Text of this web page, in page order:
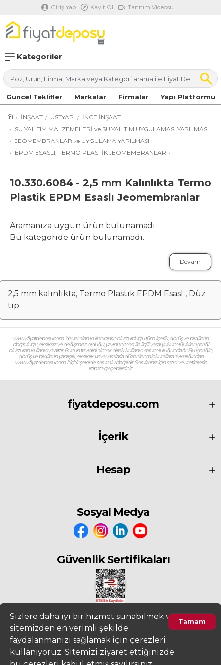
Giriş Yap Kayıt Ol Tanıtım Videosu
Kategoriler
Güncel Teklifler Markalar Firmalar Yapı Platformu
İNŞAAT ÜSTYAPI
İNCE İNŞAAT
SU YALITIM MALZEMELERİ ve SU YALITIM UYGULAMASI YAPILMASI
JEOMEMBRANLAR ve UYGULAMA YAPILMASI
EPDM ESASLI, TERMO PLASTİK JEOMEMBRANLAR
10.330.6084 - 2,5 mm Kalınlıkta Termo
Plastik EPDM Esaslı Jeomembranlar
Aramanıza uygun ürün bulunamadı.
Bu kategoride ürün bulunamadı.
Devam
2,5 mm kalınlıkta, Termo Plastik EPDM Esaslı, Düz
tip
www.fiyatdeposu.com ‘da yer alan kullanıcıların oluşturduğu tüm içerik, görüş ve bilgilerin
doğruluğu, eksiksiz ve değişmez olduğu, yayınlanması ile ilgili yasal yükümlülükler içeriği
oluşturan kullanıcıya aittir. Bunun teyidini almak direk kullanıcı sorumluluğundadır. Bu içeriğin,
görüş ve bilgilerin yanlışlık, eksiklik veya yasalarla düzenlenmiş kurallara aykırılığından
www.fiyatdeposu.com hiçbir şekilde sorumlu değildir. Sorularınız için satıcı ve üreticilerle
irtibata geçebilirsiniz.
fiyatdeposu.com
İçerik
Hesap
Sosyal Medya
Güvenlik Sertifikaları
2022 www.fiyatdeposu.com
Altera Bilgi Teknolojileri LTD. ŞTİ. Her
Hakkı Saklıdır.
Gizlilik ve KVKK Aydınlatma Metni Kullanım Sözleşmesi
Tamam
Sizlere daha iyi bir hizmet sunabilmek ve
sitemizden en verimli şekilde
faydalanmanızı sağlamak için çerezleri
kullanıyoruz. Sitemizi ziyaret ettiğinizde